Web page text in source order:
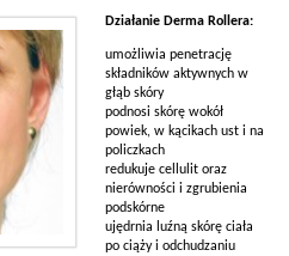
Działanie Derma Rollera:
umożliwia penetrację
składników aktywnych w
głąb skóry
podnosi skórę wokół
powiek, w kącikach ust i na
policzkach
redukuje cellulit oraz
nierówności i zgrubienia
podskórne
ujędrnia luźną skórę ciała
po ciąży i odchudzaniu